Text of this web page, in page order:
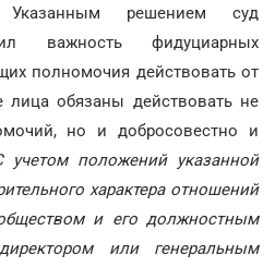
Указанным решением суд
важность фидуциарных
полномочия действовать от
обязаны действовать не
но и добросовестно и
учетом положений указанной
характера отношений
и его должностным
или генеральным